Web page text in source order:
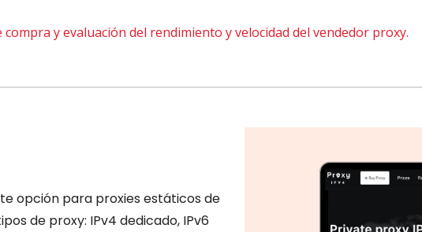
compra y evaluación del rendimiento y velocidad del vendedor proxy.
opción para proxies estáticos de
de proxy: IPv4 dedicado, IPv6